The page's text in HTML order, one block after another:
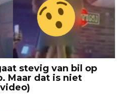
stevig van bil op
Maar dat is niet